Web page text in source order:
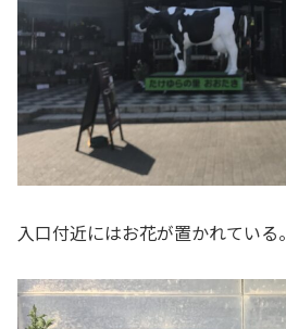
入口付近にはお花が置かれている。